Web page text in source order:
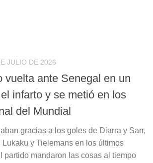
JULIO DE 2026
vuelta ante Senegal en un
infarto y se metió en los
del Mundial
gracias a los goles de Diarra y Sarr,
Lukaku y Tielemans en los últimos
partido mandaron las cosas al tiempo